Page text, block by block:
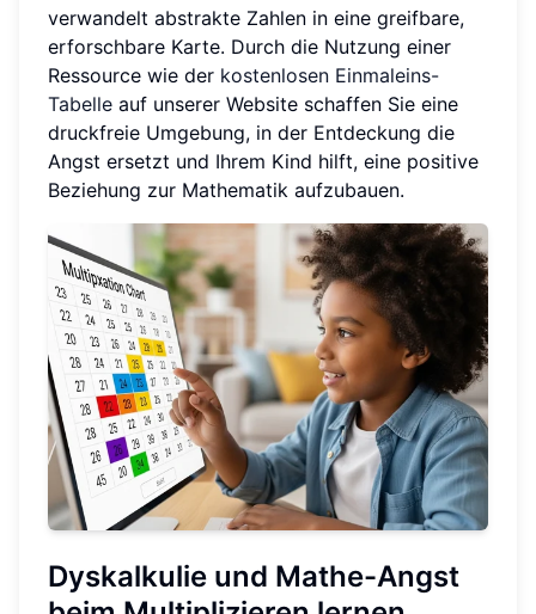
verwandelt abstrakte Zahlen in eine greifbare,
erforschbare Karte. Durch die Nutzung einer
Ressource wie der kostenlosen Einmaleins-
Tabelle auf unserer Website schaffen Sie eine
druckfreie Umgebung, in der Entdeckung die
Angst ersetzt und Ihrem Kind hilft, eine positive
Beziehung zur Mathematik aufzubauen.
Dyskalkulie und Mathe-Angst